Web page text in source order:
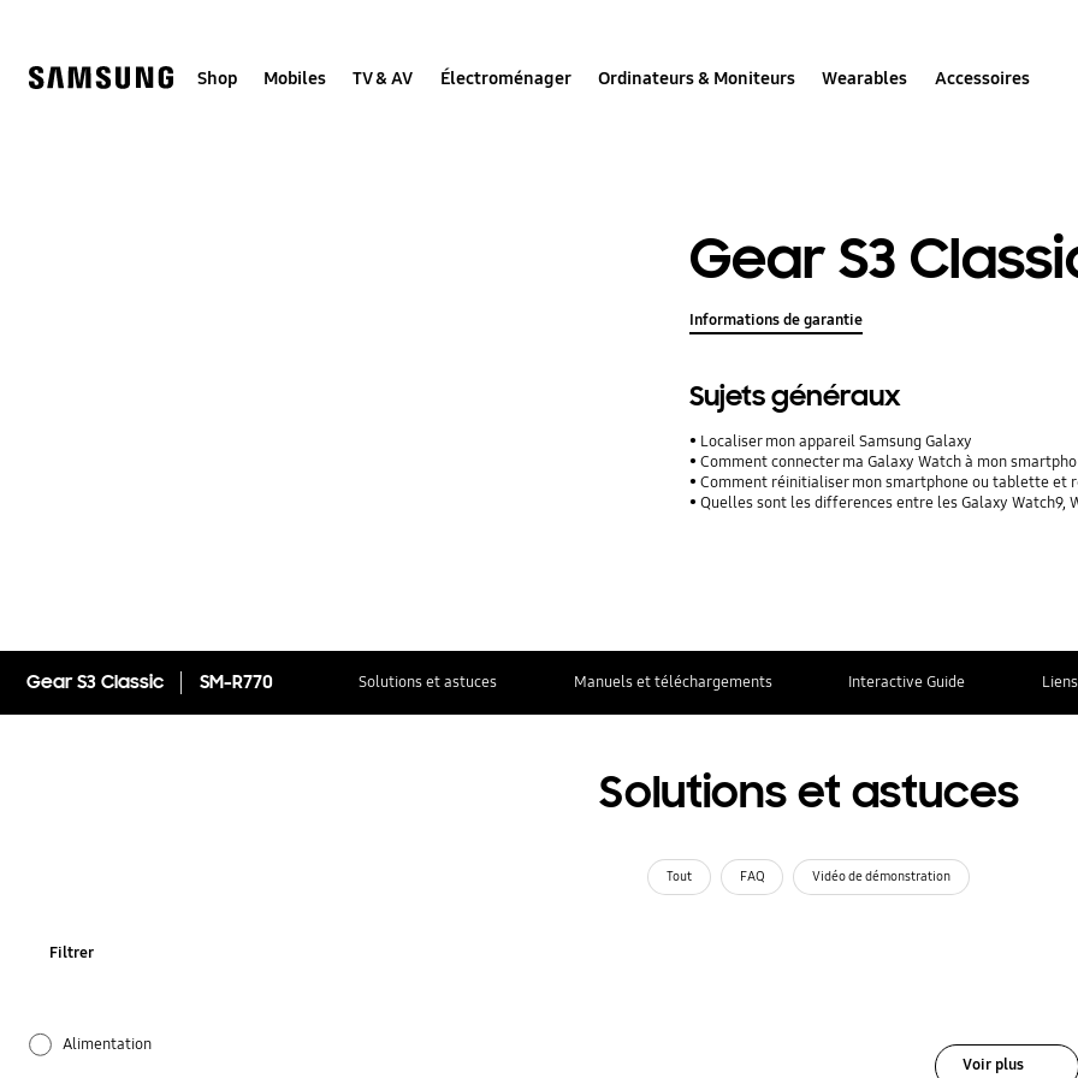
help
Shop Mobiles TV & AV Électroménager Ordinateurs & Moniteurs Wearables Accessoires
Gear S3
Informations de garantie
Sujets généraux
Localiser mon appareil Samsung Galaxy
Comment connecter ma Galaxy Watch à mon
Comment réinitialiser mon smartphone ou tablette et
Quelles sont les differences entre les Galaxy Watch9,
Gear S3 Classic SM-R770 Solutions et astuces Manuels et téléchargements Interactive Guide
Solutions et astuces
Tout FAQ Vidéo de démonstration
Filtrer
Alimentation
Voir plus